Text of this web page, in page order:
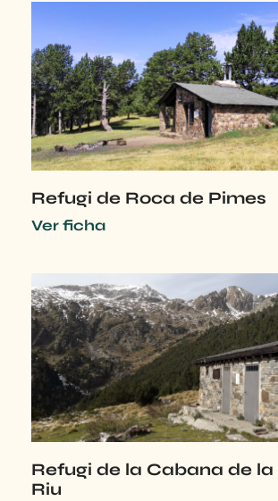
Refugi de Roca de Pimes
Ver ficha
Refugi de la Cabana de la
Riu